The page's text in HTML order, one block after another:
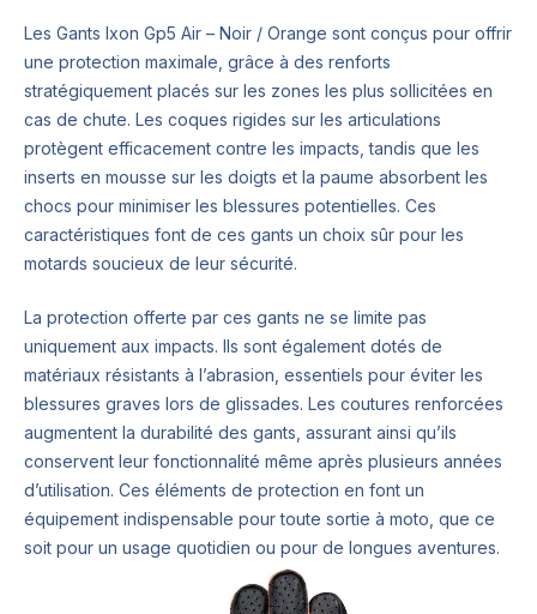
Les Gants Ixon Gp5 Air – Noir / Orange sont conçus pour offrir
une protection maximale, grâce à des renforts
stratégiquement placés sur les zones les plus sollicitées en
cas de chute. Les coques rigides sur les articulations
protègent efficacement contre les impacts, tandis que les
inserts en mousse sur les doigts et la paume absorbent les
chocs pour minimiser les blessures potentielles. Ces
caractéristiques font de ces gants un choix sûr pour les
motards soucieux de leur sécurité.
La protection offerte par ces gants ne se limite pas
uniquement aux impacts. Ils sont également dotés de
matériaux résistants à l’abrasion, essentiels pour éviter les
blessures graves lors de glissades. Les coutures renforcées
augmentent la durabilité des gants, assurant ainsi qu’ils
conservent leur fonctionnalité même après plusieurs années
d’utilisation. Ces éléments de protection en font un
équipement indispensable pour toute sortie à moto, que ce
soit pour un usage quotidien ou pour de longues aventures.